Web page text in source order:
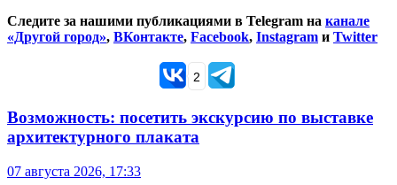
Следите за нашими публикациями в Telegram на канале
«Другой город», ВКонтакте, Facebook, Instagram и Twitter
2
Возможность: посетить экскурсию по выставке
архитектурного плаката
07 августа 2026, 17:33